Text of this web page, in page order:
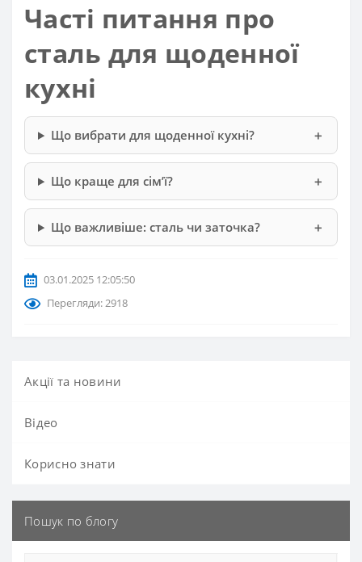
Часті питання про
сталь для щоденної
кухні
Що вибрати для щоденної кухні?
Що краще для сім’ї?
Що важливіше: сталь чи заточка?
03.01.2025 12:05:50
Перегляди: 2918
Акції та новини
Вiдео
Корисно знати
Пошук по блогу